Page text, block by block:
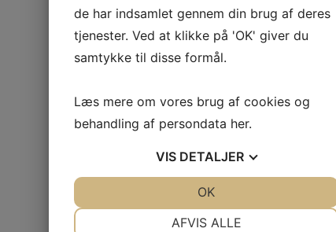
de har indsamlet gennem din brug af deres
tjenester. Ved at klikke på 'OK' giver du
samtykke til disse formål.
Læs mere om vores brug af cookies og
behandling af persondata her.
VIS DETALJER
AFVIS ALLE
OK